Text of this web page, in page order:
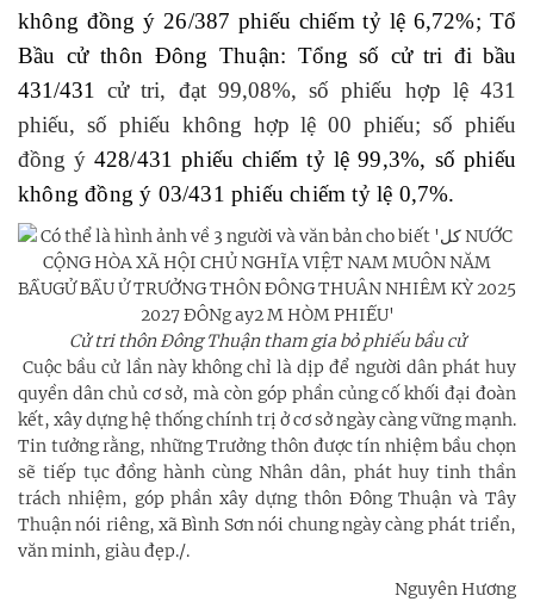
không đồng ý 26/387 phiếu chiếm tỷ lệ 6,72%; Tổ
Bầu cử thôn Đông Thuận: Tổng số cử tri đi bầu
431/431cử tri, đạt 99,08%, số phiếu hợp lệ 431
phiếu, số phiếu không hợp lệ 00 phiếu; số phiếu
đồng ý 428/431 phiếu chiếm tỷ lệ 99,3%, số phiếu
không đồng ý 03/431 phiếu chiếm tỷ lệ 0,7%.
Cử tri thôn Đông Thuận tham gia bỏ phiếu bầu cử
Cuộc bầu cử lần này không chỉ là dịp để người dân phát huy
quyền dân chủ cơ sở, mà còn góp phần củng cố khối đại đoàn
kết, xây dựng hệ thống chính trị ở cơ sở ngày càng vững mạnh.
Tin tưởng rằng, những Trưởng thôn được tín nhiệm bầu chọn
sẽ tiếp tục đồng hành cùng Nhân dân, phát huy tinh thần
trách nhiệm, góp phần xây dựng thôn Đông Thuận và Tây
Thuận nói riêng, xã Bình Sơn nói chung ngày càng phát triển,
văn minh, giàu đẹp./.
Nguyên Hương